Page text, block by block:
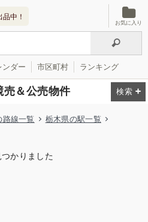
中！
お気に入り
ンダー 市区町村 ランキング
売＆公売物件
路線一覧
栃木県の駅一覧
つかりました